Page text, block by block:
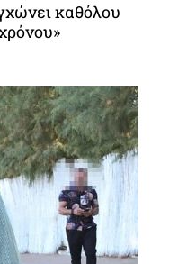
καθόλου